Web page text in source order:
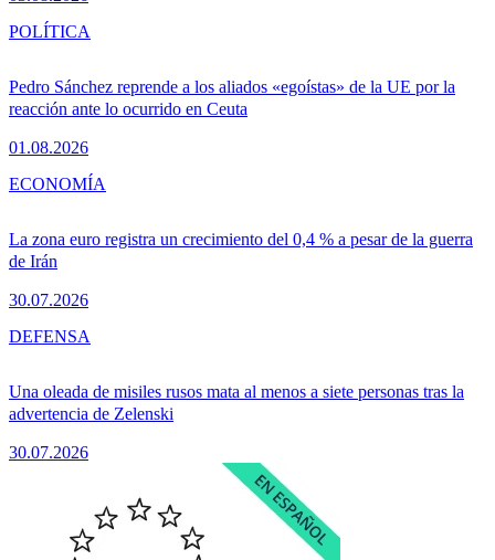
Pedro Sánchez reprende a los aliados «egoístas» de la UE por la
reacción ante lo ocurrido en Ceuta
01.08.2026
POLÍTICA
La zona euro registra un crecimiento del 0,4 % a pesar de la guerra
de Irán
30.07.2026
ECONOMÍA
Una oleada de misiles rusos mata al menos a siete personas tras la
advertencia de Zelenski
30.07.2026
DEFENSA